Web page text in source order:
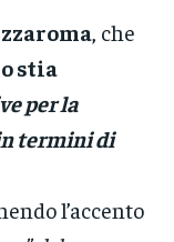
, che
stia
per la
termini di
l’accento